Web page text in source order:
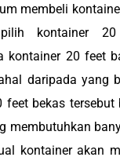
membeli
kontainer
kontainer 20 feet
daripada yang
feet bekas tersebut
membutuhkan
kontainer akan